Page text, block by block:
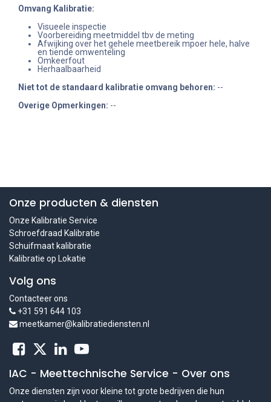
Omvang Kalibratie:
Visueele inspectie
Voorbereiding meetmiddel tbv de meting
Afwijking over het gehele meetbereik mpoer hele, halve
en tiende omwenteling
Omkeerfout
Herhaalbaarheid
Niet tot de standaard kalibratie omvang behoren: --
Overige Opmerkingen: --
Onze producten & diensten
Onze Kalibratie Service
Schroefdraad Kalibratie
Schuifmaat kalibratie
Kalibratie op Lokatie
Volg ons
Contacteer ons
+31 591 644 103
meetkamer@kalibratiediensten.nl
IAC - Meettechnische Service - Over ons
Onze diensten zijn voor kleine tot grote bedrijven die hun